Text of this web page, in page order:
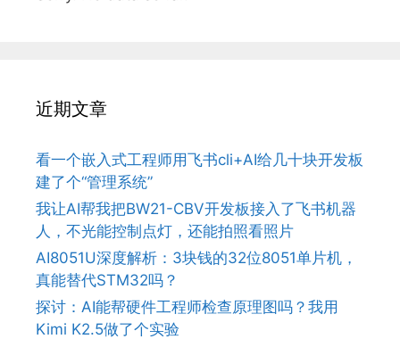
近期文章
看一个嵌入式工程师用飞书cli+AI给几十块开发板
建了个“管理系统”
我让AI帮我把BW21-CBV开发板接入了飞书机器
人，不光能控制点灯，还能拍照看照片
AI8051U深度解析：3块钱的32位8051单片机，
真能替代STM32吗？
探讨：AI能帮硬件工程师检查原理图吗？我用
Kimi K2.5做了个实验